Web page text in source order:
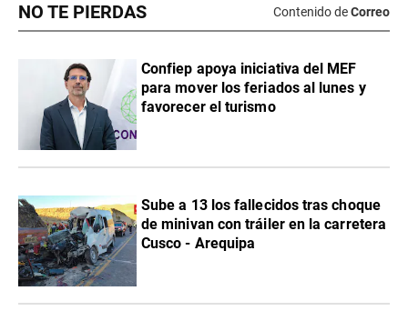
NO TE PIERDAS Contenido deCorreo
Confiep apoya iniciativa del MEF
para mover los feriados al lunes y
favorecer el turismo
Sube a 13 los fallecidos tras choque
de minivan con tráiler en la carretera
Cusco - Arequipa